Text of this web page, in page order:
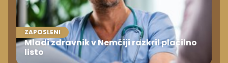
ZAPOSLENI
Mladi zdravnik v Nemčiji razkril plačilno
listo